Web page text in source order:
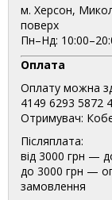
м. Херсон,
поверх
Пн–Нд:
Оплата
Оплату можна
4149 6293 5872
Отримувач:
Післяплата:
від 3000 грн —
до 3000 грн —
замовлення